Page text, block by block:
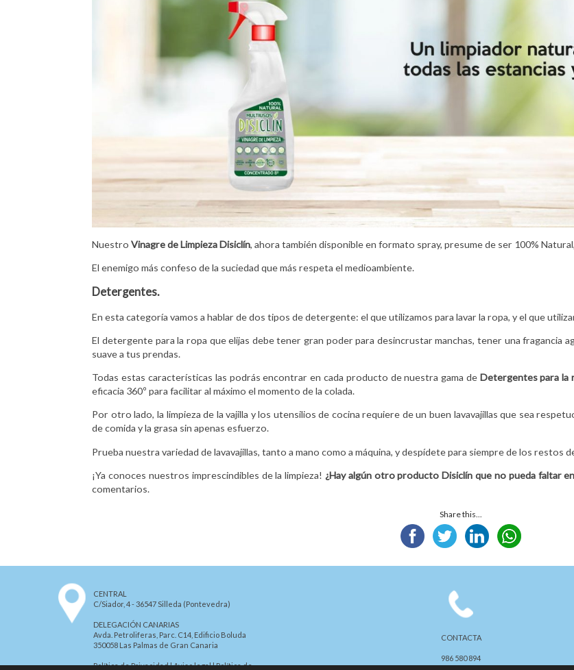
NuestroVinagre de Limpieza Disiclín, ahora también disponible en formato spray, presume de ser 100%
El enemigo más confeso de la suciedad que más respeta el medioambiente.
Detergentes.
En esta categoría vamos a hablar de dos tipos de detergente: el que utilizamos para lavar la ropa, y el que
El detergente para la ropa que elijas debe tener gran poder para desincrustar manchas, tener una fragancia
suave a tus prendas.
Todas estas características las podrás encontrar en cada producto de nuestra gama de Detergentes para la
eficacia 360º para facilitar al máximo el momento de la colada.
Por otro lado, la limpieza de la vajilla y los utensilios de cocina requiere de un buen lavavajillas que sea
de comida y la grasa sin apenas esfuerzo.
Prueba nuestra variedad de lavavajillas, tanto a mano como a máquina, y despídete para siempre de los restos
¡Ya conoces nuestros imprescindibles de la limpieza! ¿Hay algún otro producto Disiclín que no pueda faltar
comentarios.
Share this...
CENTRAL
C/Siador, 4 - 36547 Silleda (Pontevedra)
DELEGACIÓN CANARIAS
Avda. Petroliferas, Parc. C14, Edificio Boluda
350058 Las Palmas de Gran Canaria
Política de Privacidad|Aviso legal|Política de
CONTACTA
986 580 894
disiclin@disiclinsa.com